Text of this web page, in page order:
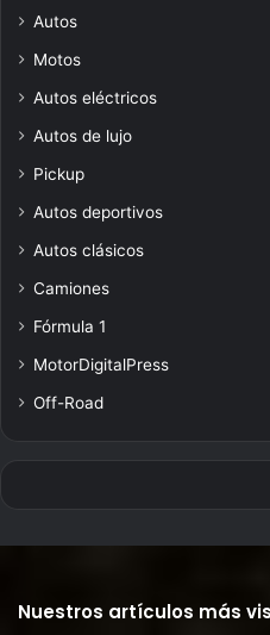
Autos
Motos
Autos eléctricos
Autos de lujo
Pickup
Autos deportivos
Autos clásicos
Camiones
Fórmula 1
MotorDigitalPress
Off-Road
Nuestros artículos más